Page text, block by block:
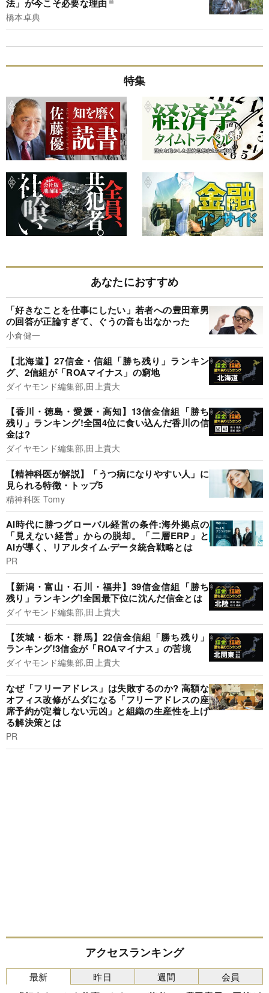
法」が今こそ必要な理由
橋本卓典
特集
あなたにおすすめ
「好きなことを仕事にしたい」若者への豊田章男
の回答が正論すぎて、ぐうの音も出なかった
小倉健一
【北海道】27信金・信組「勝ち残り」ランキン
グ、2信組が「ROAマイナス」の窮地
ダイヤモンド編集部,田上貴大
【香川・徳島・愛媛・高知】13信金信組「勝ち
残り」ランキング!全国4位に食い込んだ香川の信
金は?
ダイヤモンド編集部,田上貴大
【精神科医が解説】「うつ病になりやすい人」に
見られる特徴・トップ5
精神科医 Tomy
AI時代に勝つグローバル経営の条件:海外拠点の
「見えない経営」からの脱却。「二層ERP」と
AIが導く、リアルタイム·データ統合戦略とは
PR
【新潟・富山・石川・福井】39信金信組「勝ち
残り」ランキング!全国最下位に沈んだ信金とは
ダイヤモンド編集部,田上貴大
【茨城・栃木・群馬】22信金信組「勝ち残り」
ランキング!3信金が「ROAマイナス」の苦境
ダイヤモンド編集部,田上貴大
なぜ「フリーアドレス」は失敗するのか? 高額な
オフィス改修がムダになる「フリーアドレスの座
席予約が定着しない元凶」と組織の生産性を上げ
る解決策とは
PR
アクセスランキング
最新 昨日 週間 会員